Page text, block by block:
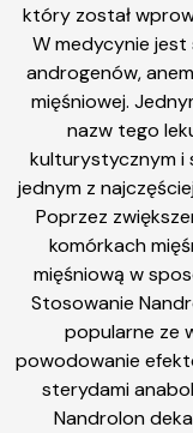
który został
W medycynie
androgenów,
mięśniowej.
nazw tego
kulturystycznym i
jednym z
Poprzez
komórkach
mięśniową w
Stosowanie
popularne ze
powodowanie
sterydami
Nandrolon